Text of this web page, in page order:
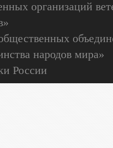
организаций
народов мира»
России